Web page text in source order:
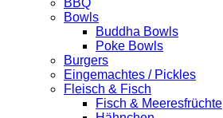
BBQ
Bowls
Buddha Bowls
Poke Bowls
Burgers
Eingemachtes / Pickles
Fleisch & Fisch
Fisch & Meeresfrüchte